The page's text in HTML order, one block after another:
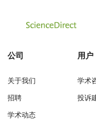
公司
关于我们
招聘
学术动态
用户
学术
投诉